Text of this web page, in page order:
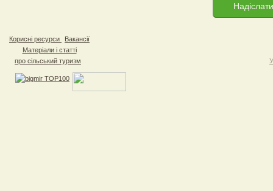
Корисні ресурси
Вакансії
Матеріали і статті
про сільський туризм